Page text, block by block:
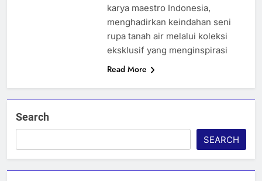
karya maestro Indonesia,
menghadirkan keindahan seni
rupa tanah air melalui koleksi
eksklusif yang menginspirasi
Read More
Search
SEARCH